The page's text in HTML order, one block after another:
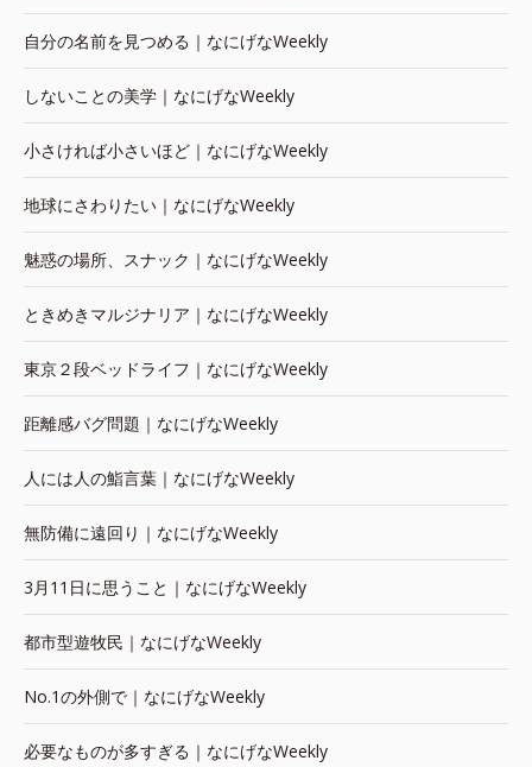
自分の名前を見つめる｜なにげなWeekly
しないことの美学｜なにげなWeekly
小さければ小さいほど｜なにげなWeekly
地球にさわりたい｜なにげなWeekly
魅惑の場所、スナック｜なにげなWeekly
ときめきマルジナリア｜なにげなWeekly
東京２段ベッドライフ｜なにげなWeekly
距離感バグ問題｜なにげなWeekly
人には人の鮨言葉｜なにげなWeekly
無防備に遠回り｜なにげなWeekly
3月11日に思うこと｜なにげなWeekly
都市型遊牧民｜なにげなWeekly
No.1の外側で｜なにげなWeekly
必要なものが多すぎる｜なにげなWeekly